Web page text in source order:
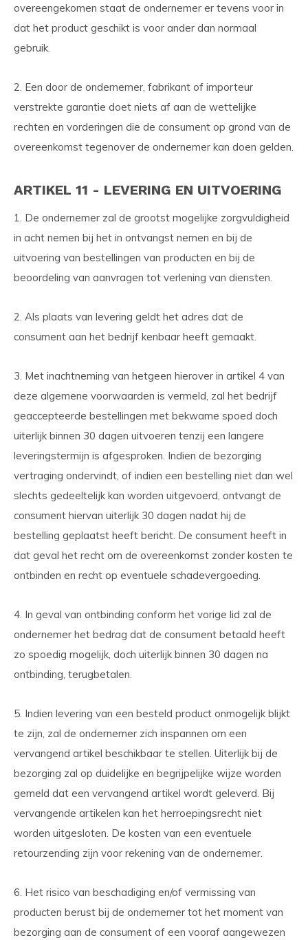
overeengekomen staat de ondernemer er tevens voor in
dat het product geschikt is voor ander dan normaal
gebruik.
2. Een door de ondernemer, fabrikant of importeur
verstrekte garantie doet niets af aan de wettelijke
rechten en vorderingen die de consument op grond van de
overeenkomst tegenover de ondernemer kan doen gelden.
ARTIKEL 11 - LEVERING EN UITVOERING
1. De ondernemer zal de grootst mogelijke zorgvuldigheid
in acht nemen bij het in ontvangst nemen en bij de
uitvoering van bestellingen van producten en bij de
beoordeling van aanvragen tot verlening van diensten.
2. Als plaats van levering geldt het adres dat de
consument aan het bedrijf kenbaar heeft gemaakt.
3. Met inachtneming van hetgeen hierover in artikel 4 van
deze algemene voorwaarden is vermeld, zal het bedrijf
geaccepteerde bestellingen met bekwame spoed doch
uiterlijk binnen 30 dagen uitvoeren tenzij een langere
leveringstermijn is afgesproken. Indien de bezorging
vertraging ondervindt, of indien een bestelling niet dan wel
slechts gedeeltelijk kan worden uitgevoerd, ontvangt de
consument hiervan uiterlijk 30 dagen nadat hij de
bestelling geplaatst heeft bericht. De consument heeft in
dat geval het recht om de overeenkomst zonder kosten te
ontbinden en recht op eventuele schadevergoeding.
4. In geval van ontbinding conform het vorige lid zal de
ondernemer het bedrag dat de consument betaald heeft
zo spoedig mogelijk, doch uiterlijk binnen 30 dagen na
ontbinding, terugbetalen.
5. Indien levering van een besteld product onmogelijk blijkt
te zijn, zal de ondernemer zich inspannen om een
vervangend artikel beschikbaar te stellen. Uiterlijk bij de
bezorging zal op duidelijke en begrijpelijke wijze worden
gemeld dat een vervangend artikel wordt geleverd. Bij
vervangende artikelen kan het herroepingsrecht niet
worden uitgesloten. De kosten van een eventuele
retourzending zijn voor rekening van de ondernemer.
6. Het risico van beschadiging en/of vermissing van
producten berust bij de ondernemer tot het moment van
bezorging aan de consument of een vooraf aangewezen